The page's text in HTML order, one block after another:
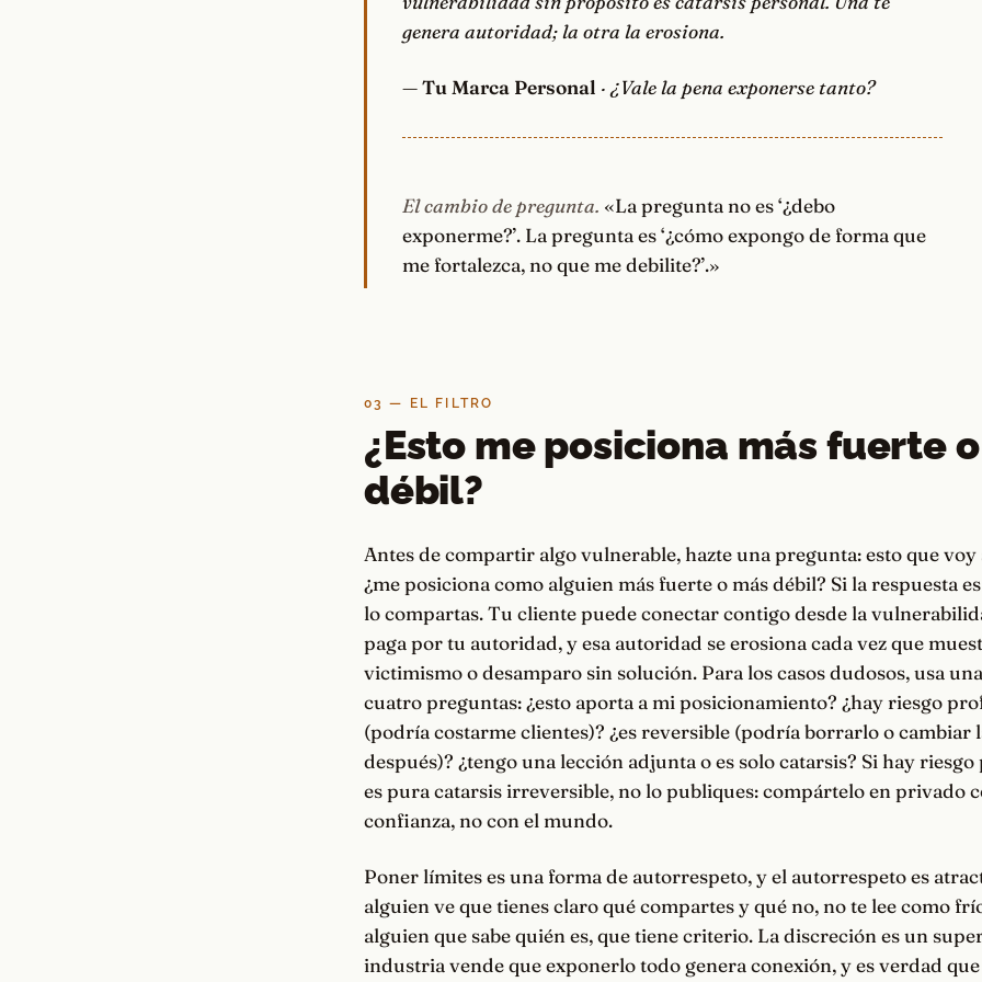
genera autoridad; la otra la erosiona.
—Tu Marca Personal · ¿Vale la pena exponerse tanto?
El cambio de pregunta. «La pregunta no es ‘¿debo
exponerme?’. La pregunta es ‘¿cómo expongo de forma que
me fortalezca, no que me debilite?’.»
03 — EL FILTRO
¿Esto me posiciona más fuerte
débil?
Antes de compartir algo vulnerable, hazte una pregunta: esto que voy
¿me posiciona como alguien más fuerte o más débil? Si la respuesta
lo compartas. Tu cliente puede conectar contigo desde la
paga por tu autoridad, y esa autoridad se erosiona cada vez que
victimismo o desamparo sin solución. Para los casos dudosos, usa
cuatro preguntas: ¿esto aporta a mi posicionamiento? ¿hay riesgo
(podría costarme clientes)? ¿es reversible (podría borrarlo o cambiar
después)? ¿tengo una lección adjunta o es solo catarsis? Si hay
es pura catarsis irreversible, no lo publiques: compártelo en privado
confianza, no con el mundo.
Poner límites es una forma de autorrespeto, y el autorrespeto es
alguien ve que tienes claro qué compartes y qué no, no te lee como
alguien que sabe quién es, que tiene criterio. La discreción es un
industria vende que exponerlo todo genera conexión, y es verdad